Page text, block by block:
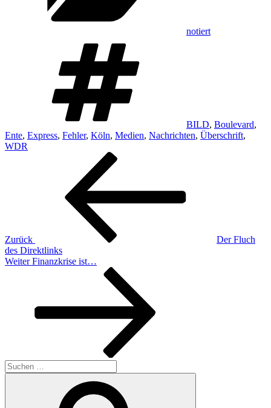
notiert
BILD, Boulevard,
Ente, Express, Fehler, Köln, Medien, Nachrichten, Überschrift,
WDR
Beitragsnavigation
Zurück
Der Fluch
des Direktlinks
Nächster
Weiter Finanzkrise ist…
Suchen
nach: